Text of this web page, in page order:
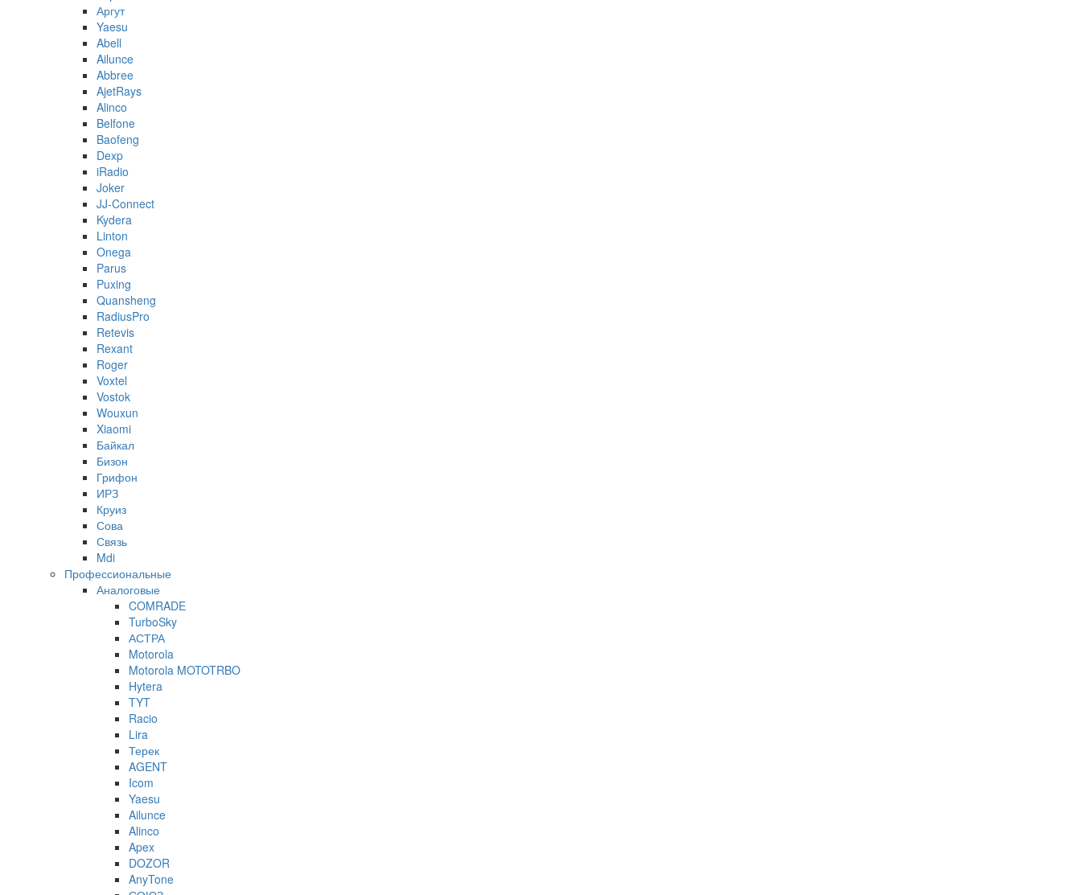
Аргут
Yaesu
Abell
Ailunce
Abbree
AjetRays
Alinco
Belfone
Baofeng
Dexp
iRadio
Joker
JJ-Connect
Kydera
Linton
Onega
Parus
Puxing
Quansheng
RadiusPro
Retevis
Rexant
Roger
Voxtel
Vostok
Wouxun
Xiaomi
Байкал
Бизон
Грифон
ИРЗ
Круиз
Сова
Связь
Mdi
Профессиональные
Аналоговые
COMRADE
TurboSky
АСТРА
Motorola
Motorola MOTOTRBO
Hytera
TYT
Racio
Lira
Терек
AGENT
Icom
Yaesu
Ailunce
Alinco
Apex
DOZOR
AnyTone